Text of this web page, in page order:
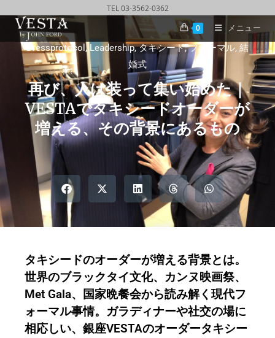
TEL 03-3562-0362
0
メニュー
Dressprotocol ,Leadership,タキシード,フォーマル, 結
婚式
再び、人は装って集い始めた｜
VESTAでタキシードオーダーが
増える、その背景にあるもの
タキシードのオーダーが増える背景とは。
世界のブラックタイ文化、カンヌ映画祭、
Met Gala、国家晩餐会から読み解く現代フ
ォーマル事情。ガラディナーや社交の場に
相応しい、銀座VESTAのオーダータキシー